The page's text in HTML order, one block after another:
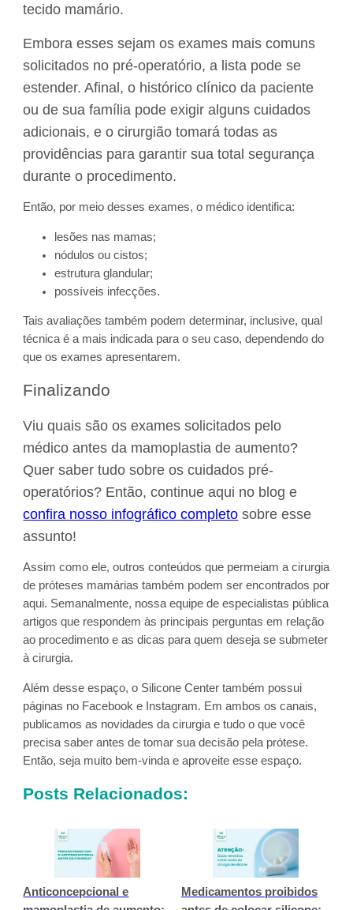
tecido mamário.
Embora esses sejam os exames mais comuns
solicitados no pré-operatório, a lista pode se
estender. Afinal, o histórico clínico da paciente
ou de sua família pode exigir alguns cuidados
adicionais, e o cirurgião tomará todas as
providências para garantir sua total segurança
durante o procedimento.
Então, por meio desses exames, o médico identifica:
lesões nas mamas;
nódulos ou cistos;
estrutura glandular;
possíveis infecções.
Tais avaliações também podem determinar, inclusive, qual
técnica é a mais indicada para o seu caso, dependendo do
que os exames apresentarem.
Finalizando
Viu quais são os exames solicitados pelo
médico antes da mamoplastia de aumento?
Quer saber tudo sobre os cuidados pré-
operatórios? Então, continue aqui no blog e
confira nosso infográfico completo sobre esse
assunto!
Assim como ele, outros conteúdos que permeiam a cirurgia
de próteses mamárias também podem ser encontrados por
aqui. Semanalmente, nossa equipe de especialistas pública
artigos que respondem às principais perguntas em relação
ao procedimento e as dicas para quem deseja se submeter
à cirurgia.
Além desse espaço, o Silicone Center também possui
páginas no Facebook e Instagram. Em ambos os canais,
publicamos as novidades da cirurgia e tudo o que você
precisa saber antes de tomar sua decisão pela prótese.
Então, seja muito bem-vinda e aproveite esse espaço.
Posts Relacionados:
Anticoncepcional e
Medicamentos proibidos